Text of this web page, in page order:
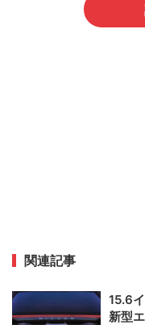
関連記事
15.6
新型